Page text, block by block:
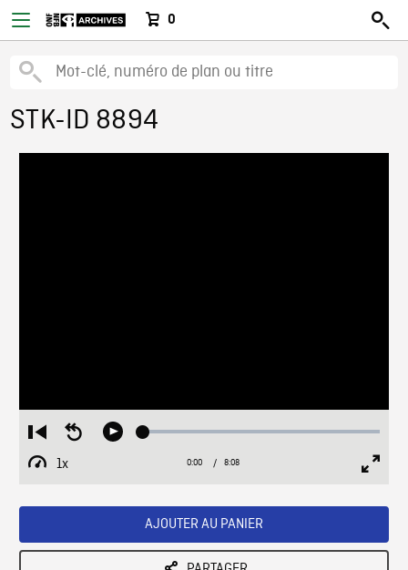
0
STK-ID 8894
Restart
from
beginning
Seek
Play Loaded:
1x
Playback
Current
0:00 / Duration
8:08
AJOUTER AU PANIER